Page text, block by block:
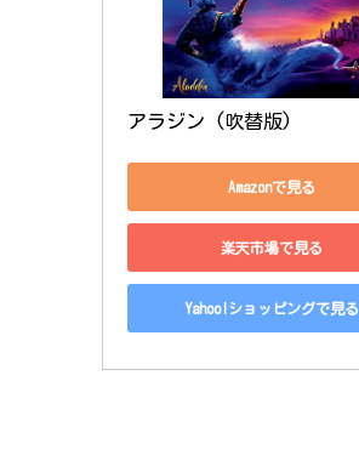
アラジン (吹替版)
Amazonで見る
楽天市場で見る
Yahoo!ショッピングで見る